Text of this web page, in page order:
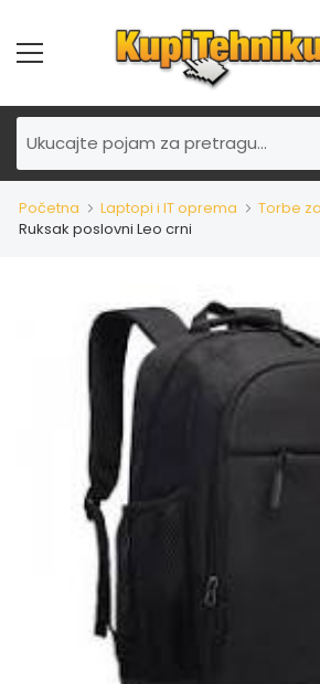
Početna Laptopi i IT oprema
Torbe
Ruksak poslovni Leo crni